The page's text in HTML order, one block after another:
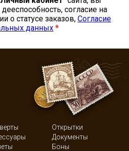
согласие на
о статусе заказов, Согласие
данных *
Открытки
Документы
Боны